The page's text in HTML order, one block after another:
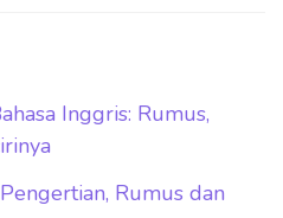
Inggris: Rumus,
Rumus dan